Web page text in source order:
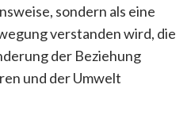
sondern als eine
verstanden wird, die
der Beziehung
und der Umwelt